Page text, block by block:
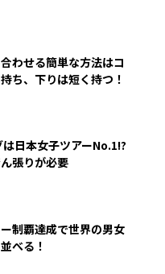
わせる簡単な方法はコ
ち、下りは短く持つ！
日本女子ツアーNo.1!?
張りが必要
制覇達成で世界の男女
べる！